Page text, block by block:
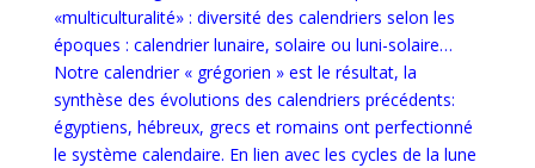
«multiculturalité»: diversité des calendriers selon les
époques : calendrier lunaire, solaire ou luni-solaire…
Notre calendrier « grégorien » est le résultat, la
synthèse des évolutions des calendriers précédents:
égyptiens, hébreux, grecs et romains ont perfectionné
le système calendaire. En lien avec les cycles de la lune